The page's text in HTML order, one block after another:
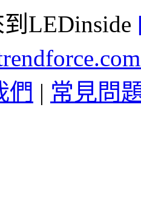
LEDinside
們 | 常見問